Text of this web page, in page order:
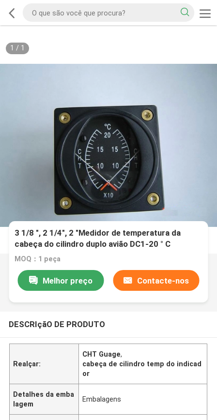
1 / 1
3 1/8 ", 2 1/4", 2 "Medidor de temperatura da
cabeça do cilindro duplo avião DC1-20 ° C
MOQ：1 peça
Melhor preço Contacte-nos
DESCRIçãO DE PRODUTO
Realçar:
CHT Guage,
cabeça de cilindro temp do indicad
or
Detalhes da emba
lagem
Embalagens